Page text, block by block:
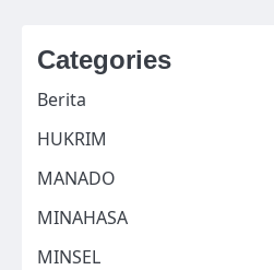
Categories
Berita
HUKRIM
MANADO
MINAHASA
MINSEL